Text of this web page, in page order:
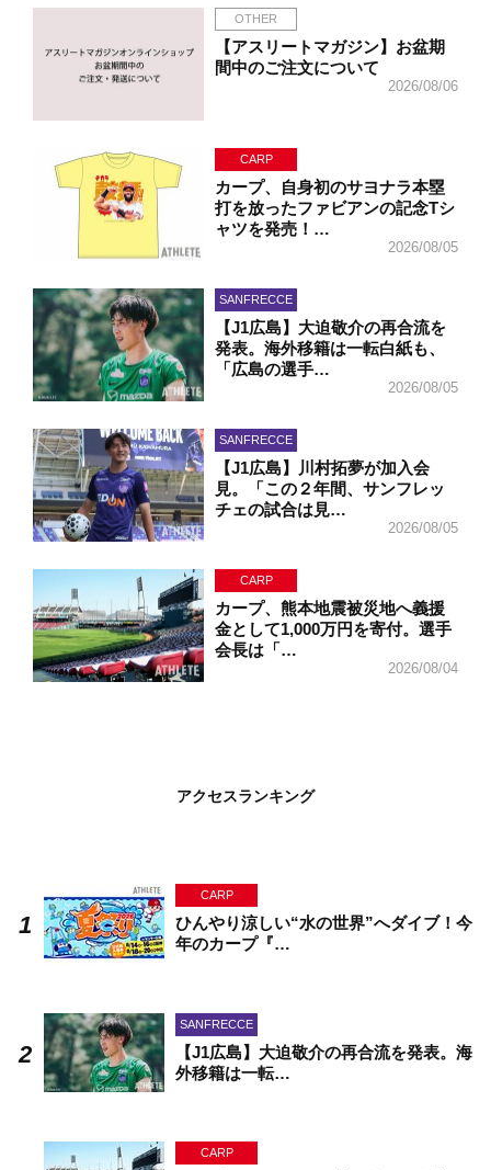
OTHER
【アスリートマガジン】お盆期
間中のご注文について
2026/08/06
CARP
カープ、自身初のサヨナラ本塁
打を放ったファビアンの記念Tシ
ャツを発売！…
2026/08/05
SANFRECCE
【J1広島】大迫敬介の再合流を
発表。海外移籍は一転白紙も、
「広島の選手…
2026/08/05
SANFRECCE
【J1広島】川村拓夢が加入会
見。「この２年間、サンフレッ
チェの試合は見…
2026/08/05
CARP
カープ、熊本地震被災地へ義援
金として1,000万円を寄付。選手
会長は「…
2026/08/04
アクセスランキング
CARP
ひんやり涼しい“水の世界”へダイブ！今
年のカープ『…
SANFRECCE
【J1広島】大迫敬介の再合流を発表。海
外移籍は一転…
CARP